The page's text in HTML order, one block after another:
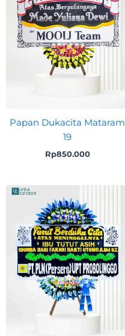
Papan Dukacita Mataram
19
Rp850.000